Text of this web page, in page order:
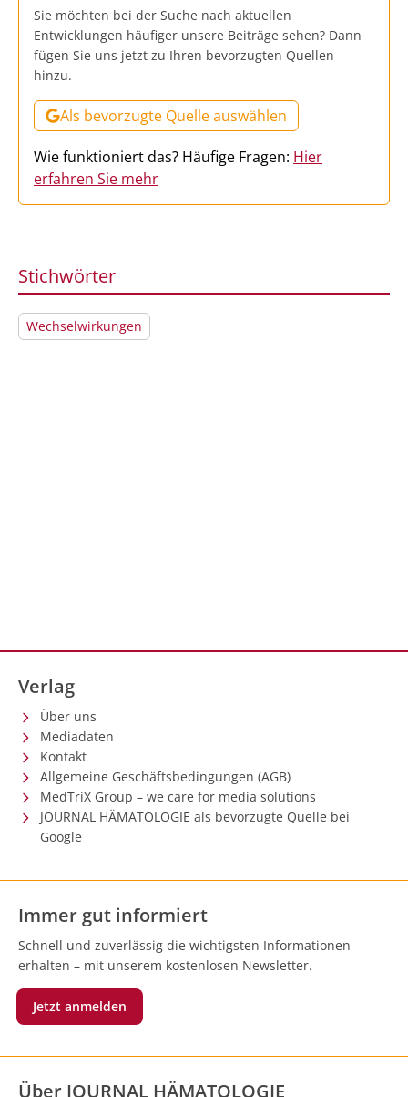
Sie möchten bei der Suche nach aktuellen
Entwicklungen häufiger unsere Beiträge sehen? Dann
fügen Sie uns jetzt zu Ihren bevorzugten Quellen
hinzu.
Als bevorzugte Quelle auswählen
Wie funktioniert das? Häufige Fragen: Hier
erfahren Sie mehr
Stichwörter
Wechselwirkungen
Verlag
Über uns
Mediadaten
Kontakt
Allgemeine Geschäftsbedingungen (AGB)
MedTriX Group – we care for media solutions
JOURNAL HÄMATOLOGIE als bevorzugte Quelle bei
Google
Immer gut informiert
Schnell und zuverlässig die wichtigsten Informationen
erhalten – mit unserem kostenlosen Newsletter.
Jetzt anmelden
Über JOURNAL HÄMATOLOGIE